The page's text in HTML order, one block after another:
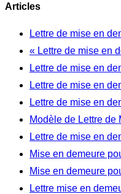
Articles
Lettre de mise en
« Lettre de mise en
Lettre de mise en
Lettre de mise en
Lettre de mise en
Modèle de Lettre de
Lettre de mise en
Mise en demeure
Mise en demeure
Lettre mise en